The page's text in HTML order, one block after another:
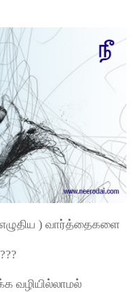
) வார்த்தைகளை
வழியில்லாமல்